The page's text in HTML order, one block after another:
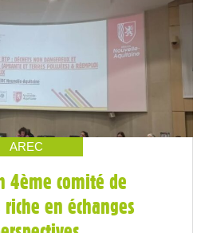
AREC
4ème comité de
en échanges